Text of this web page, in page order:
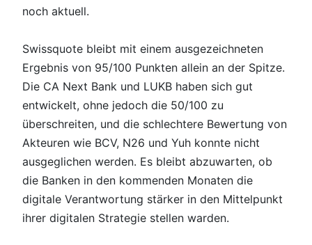
noch aktuell.
Swissquote bleibt mit einem ausgezeichneten
Ergebnis von 95/100 Punkten allein an der Spitze.
Die CA Next Bank und LUKB haben sich gut
entwickelt, ohne jedoch die 50/100 zu
überschreiten, und die schlechtere Bewertung von
Akteuren wie BCV, N26 und Yuh konnte nicht
ausgeglichen werden. Es bleibt abzuwarten, ob
die Banken in den kommenden Monaten die
digitale Verantwortung stärker in den Mittelpunkt
ihrer digitalen Strategie stellen warden.